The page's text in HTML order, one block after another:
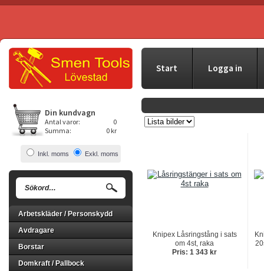
Start Logga in
Din kundvagn
Antal varor:
0
Summa:
0 kr
Inkl. moms Exkl. moms
Arbetskläder / Personskydd
Avdragare
Borstar
Domkraft / Pallbock
Knipex Låsringstång i sats
om 4st, raka
Pris: 1 343 kr